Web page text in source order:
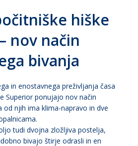
hiške
nov način
bivanja
in enostavnega preživljanja časa
Superior ponujajo nov način
od njih ima klima-napravo in dve
tudi dvojna zložljiva postelja,
bivajo štirje odrasli in en